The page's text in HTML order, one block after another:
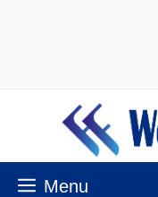
contenuto
Menu